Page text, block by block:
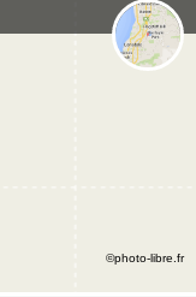
©photo-libre.fr